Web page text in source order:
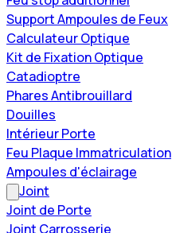
Support Ampoules de Feux
Calculateur Optique
Kit de Fixation Optique
Catadioptre
Phares Antibrouillard
Douilles
Intérieur Porte
Feu Plaque Immatriculation
Ampoules d'éclairage
Joint
Joint de Porte
Joint Carrosserie